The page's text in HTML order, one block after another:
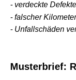
- verdeckte Defekte
- falscher
- Unfallschäden
Musterbrief: